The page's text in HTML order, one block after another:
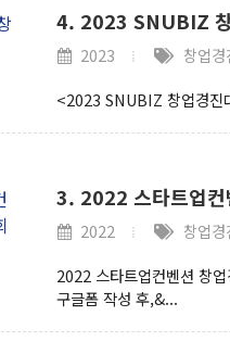
4. 2023 SNUBIZ
2023
창업경
<2023 SNUBIZ 창업경
3. 2022 스타트업컨
2022
창업경
2022 스타트업컨벤션 창
구글폼 작성 후,&...